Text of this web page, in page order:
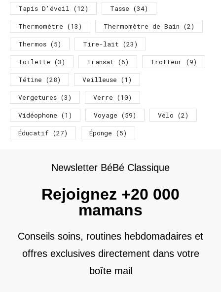
Tapis D'éveil (12) Tasse (34)
Thermomètre (13) Thermomètre de Bain (2)
Thermos (5) Tire-lait (23)
Toilette (3) Transat (6) Trotteur (9)
Tétine (28) Veilleuse (1)
Vergetures (3) Verre (10)
Vidéophone (1) Voyage (59) Vélo (2)
Éducatif (27) Éponge (5)
Newsletter BéBé Classique
Rejoignez +20 000
mamans
Conseils soins, routines hebdomadaires et
offres exclusives directement dans votre
boîte mail